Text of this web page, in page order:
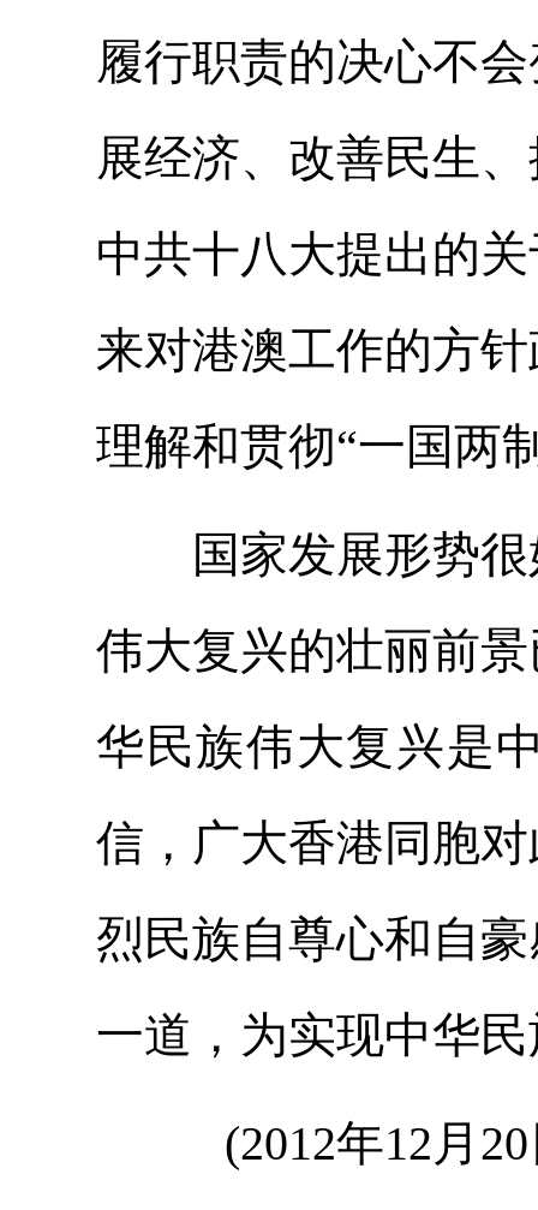
履行职责的决心不
展经济、改善民生
中共十八大提出的
来对港澳工作的方
理解和贯彻“一国两
国家发展形势很
伟大复兴的壮丽前
华民族伟大复兴是
信，广大香港同胞
烈民族自尊心和自
一道，为实现中华
(2012年12月20